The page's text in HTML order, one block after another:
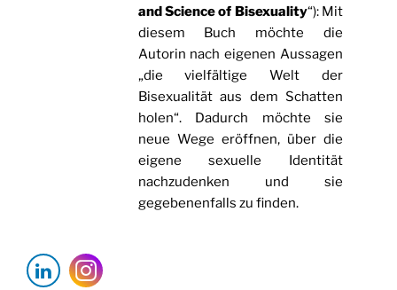
and Science of Bisexuality“): Mit
diesem Buch möchte die
Autorin nach eigenen Aussagen
„die vielfältige Welt der
Bisexualität aus dem Schatten
holen“. Dadurch möchte sie
neue Wege eröffnen, über die
eigene sexuelle Identität
nachzudenken und sie
gegebenenfalls zu finden.